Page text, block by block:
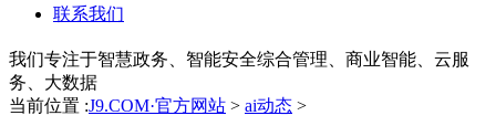
联系我们
我们专注于智慧政务、智能安全综合管理、商业智能、云服
务、大数据
当前位置 :J9.COM·官方网站 > ai动态 >